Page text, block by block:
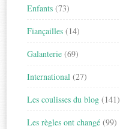
Enfants (73)
Fiançailles (14)
Galanterie (69)
International (27)
Les coulisses du blog (141)
Les règles ont changé (99)